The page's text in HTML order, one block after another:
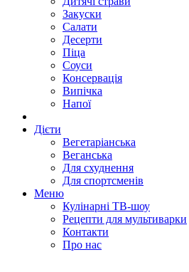
Закуски
Салати
Десерти
Піца
Соуси
Консервація
Випічка
Напої
Дієти
Вегетаріанська
Веганська
Для схуднення
Для спортсменів
Меню
Кулінарні ТВ-шоу
Рецепти для мультиварки
Контакти
Про нас